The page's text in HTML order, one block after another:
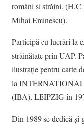
români si străini. (H.C
Mihai Eminescu).
Participă cu lucrări la
străinătate prin UAP.
ilustrație pentru carte
la
(IBA), LEIPZIG în
Din 1989 se dedică și